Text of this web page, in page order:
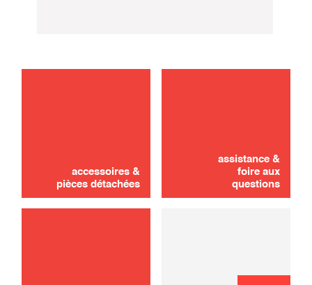
accessoires &
pièces détachées
assistance &
foire aux
questions